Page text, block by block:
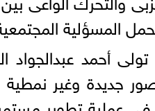
المسؤلية
أحمد عبدالجواد
جديدة وغير نمطية